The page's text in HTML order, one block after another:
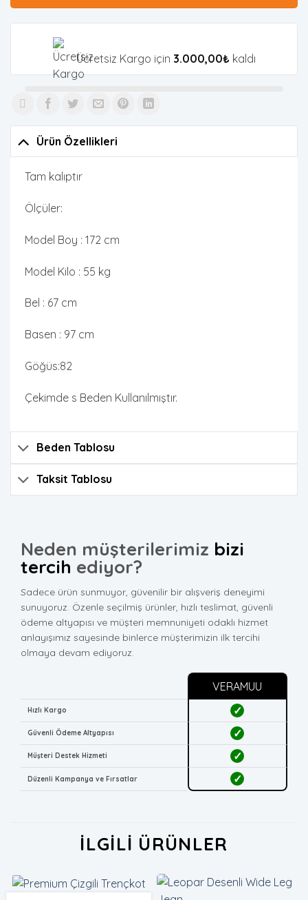
Ücretsiz Kargo için 3.000,00₺kaldı
Ürün Özellikleri
Tam kalıptır
Ölçüler:
Model Boy : 172 cm
Model Kilo : 55 kg
Bel : 67 cm
Basen : 97 cm
Göğüs:82
Çekimde s Beden Kullanılmıştır.
Beden Tablosu
Taksit Tablosu
Neden müşterilerimiz bizi
tercih ediyor?
Sadece ürün sunmuyor, güvenilir bir alışveriş deneyimi
sunuyoruz. Özenle seçilmiş ürünler, hızlı teslimat, güvenli
ödeme altyapısı ve müşteri memnuniyeti odaklı hizmet
anlayışımız sayesinde binlerce müşterimizin ilk tercihi
olmaya devam ediyoruz.
VERAMUU
Hızlı Kargo ✓
Güvenli Ödeme Altyapısı ✓
Müşteri Destek Hizmeti ✓
Düzenli Kampanya ve Fırsatlar ✓
İLGILI ÜRÜNLER